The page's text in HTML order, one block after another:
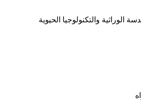
الوراثية والتكنولوجيا الحيوية